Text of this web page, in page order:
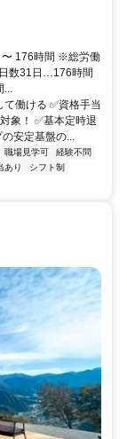
〜 176時間 ※総労働
数31日…176時間
働ける ✅資格手当
象！ ✅基本定時退
安定基盤の...
職場見学可
経験不問
あり
シフト制